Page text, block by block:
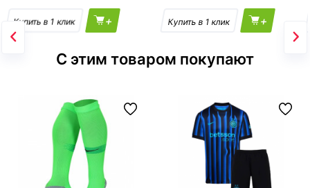
+ +
С этим товаром покупают